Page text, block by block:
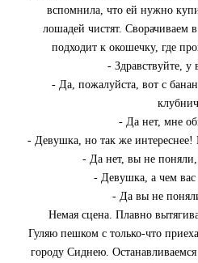
вспомнила, что ей нужно
лошадей чистят.
подходит к окошечку, где
- Здравствуйте, у
- Да, пожалуйста, вот с
- Да нет, мне
- Девушка, но так же
- Да нет, вы не
- Девушка, а чем вас
- Да вы не
Немая сцена. Плавно
Гуляю пешком с только-что
городу Сиднею.